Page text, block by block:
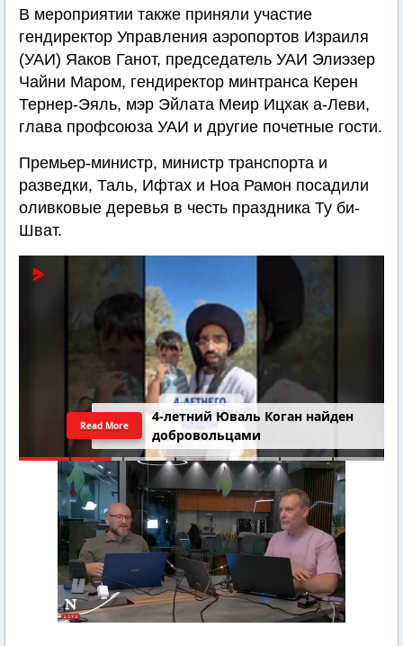
В мероприятии также приняли участие
гендиректор Управления аэропортов Израиля
(УАИ) Яаков Ганот, председатель УАИ Элиэзер
Чайни Маром, гендиректор минтранса Керен
Тернер-Эяль, мэр Эйлата Меир Ицхак а-Леви,
глава профсоюза УАИ и другие почетные гости.
Премьер-министр, министр транспорта и
разведки, Таль, Ифтах и Ноа Рамон посадили
оливковые деревья в честь праздника Ту би-
Шват.
4-летний Юваль Коган найден
добровольцами
Read More